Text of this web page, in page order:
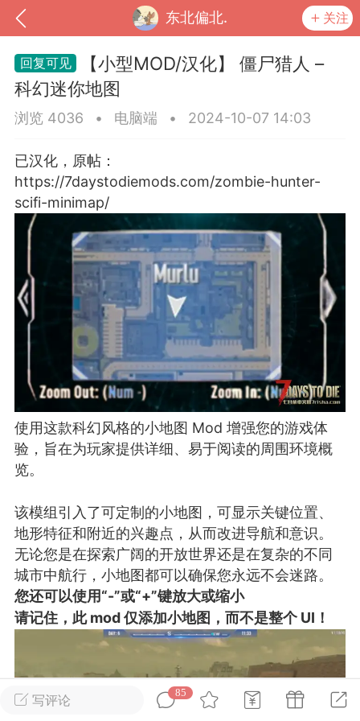
东北偏北. 关注
我的钱包 道具 排行榜
MOD下载 攻略教程 联机招募
大人
02-10 15:45
电脑端 其他&工具
卖挂
禁止发布联机可用的作弊模组，
单机辅助引流私下售卖服务器外挂！
作弊模组的发布规范近期收到一些信息
作弊模组在联机服务器使用,为了维护游
环境，中文网特此发布以下声明，规范
模组的发布行为：1. *...
汉
2.21w
大人
Lv.8
写评论
85
【小型MOD/汉化】 僵尸猎人 –
科幻迷你地图
浏览 4036 • 电脑端 • 2024-10-07 14:03
已汉化，原帖：
https://7daystodiemods.com/zombie-hunter-
scifi-minimap/
使用这款科幻风格的小地图 Mod 增强您的游戏体
验，旨在为玩家提供详细、易于阅读的周围环境概
览。
该模组引入了可定制的小地图，可显示关键位置、
地形特征和附近的兴趣点，从而改进导航和意识。
无论您是在探索广阔的开放世界还是在复杂的不同
城市中航行，小地图都可以确保您永远不会迷路。
您还可以使用“-”或“+”键放大或缩小
请记住，此 mod 仅添加小地图，而不是整个 UI！